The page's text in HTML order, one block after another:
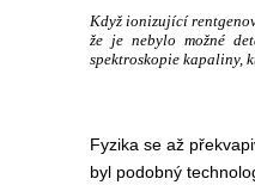
Když ionizující
že je nebylo možné
spektroskopie kapaliny,
Fyzika se až
byl podobný